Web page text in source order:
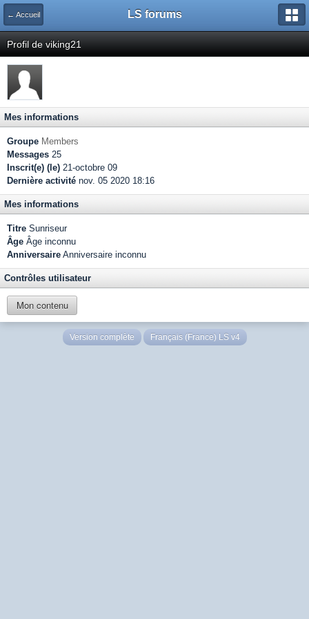
← Accueil LS forums
Profil de viking21
Mes informations
Groupe Members
Messages 25
Inscrit(e) (le) 21-octobre 09
Dernière activité nov. 05 2020 18:16
Mes informations
Titre Sunriseur
Âge Âge inconnu
Anniversaire Anniversaire inconnu
Contrôles utilisateur
Mon contenu
Version complète Français (France) LS v4